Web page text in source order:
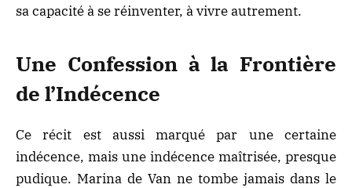
sa capacité à se réinventer, à vivre autrement.
Une Confession à la Frontière
de l’Indécence
Ce récit est aussi marqué par une certaine
indécence, mais une indécence maîtrisée, presque
pudique. Marina de Van ne tombe jamais dans le